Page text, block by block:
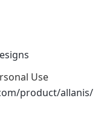
Use
product/allanis/